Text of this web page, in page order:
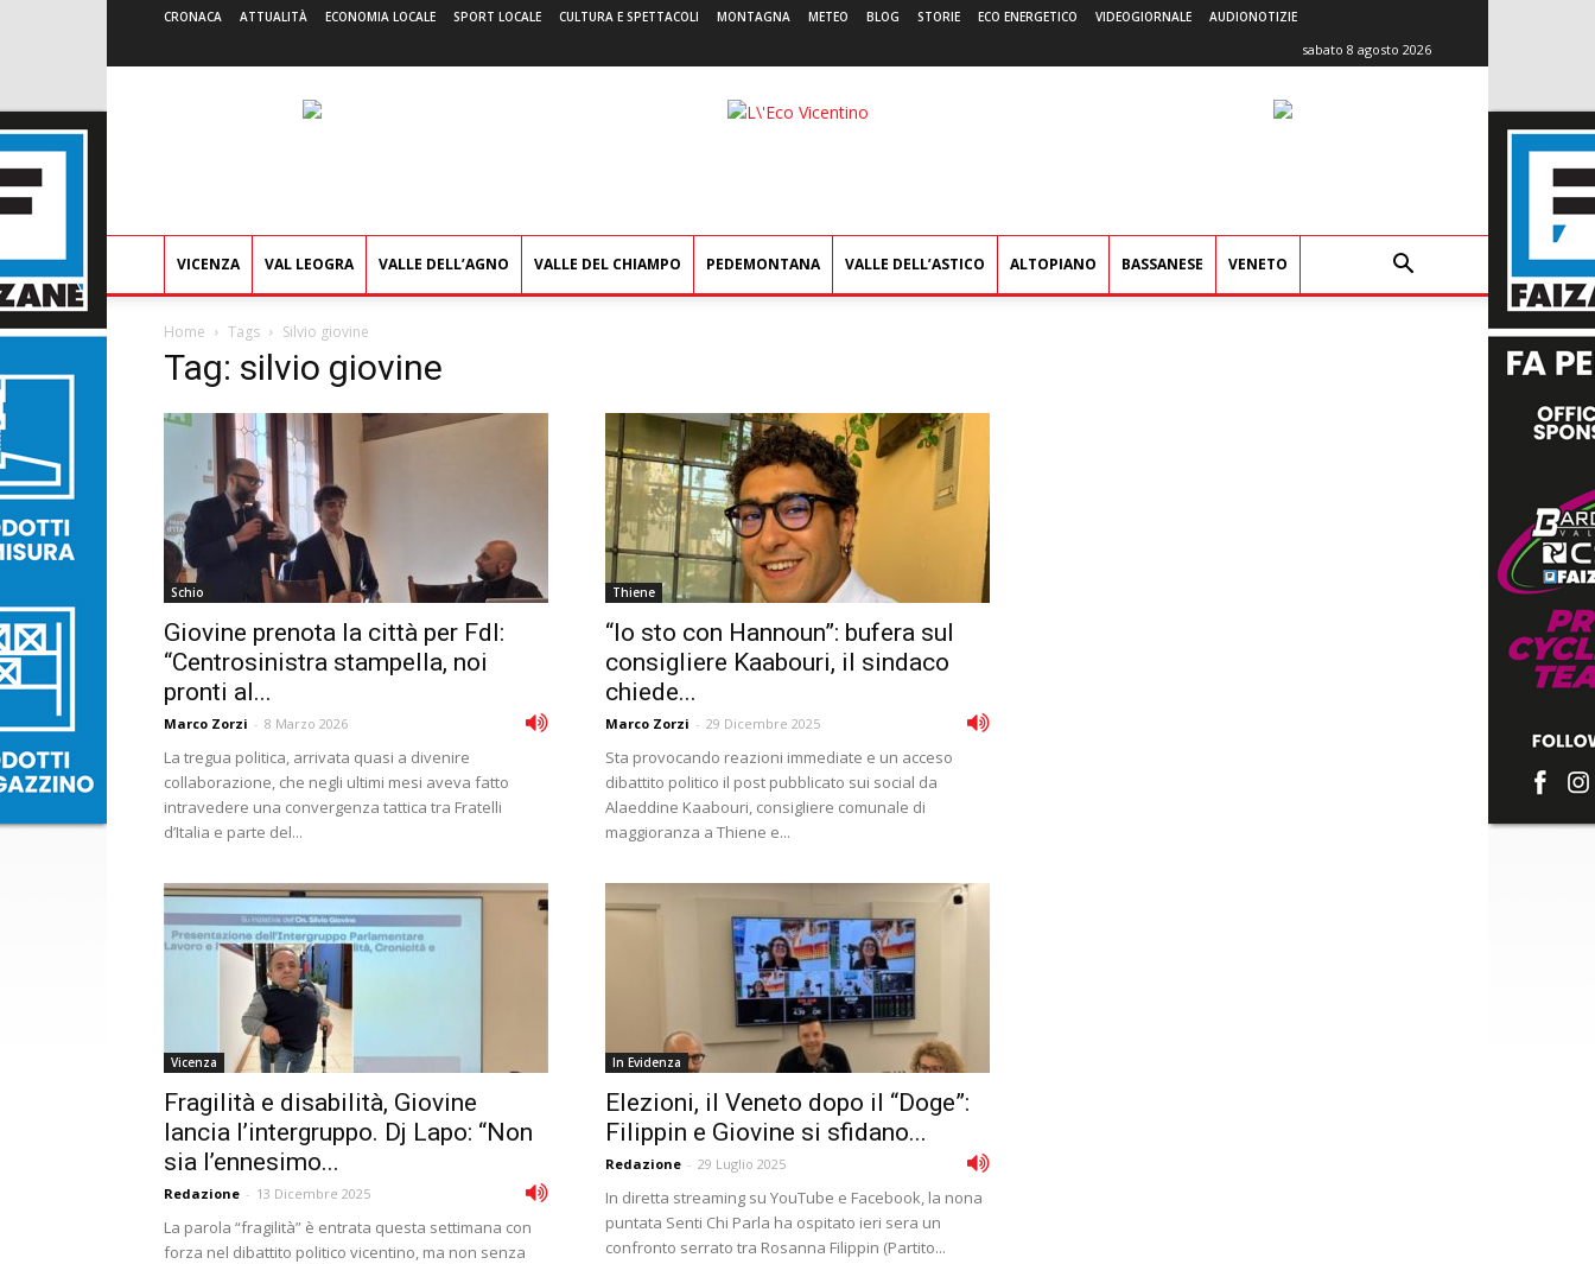
CRONACA ATTUALITÀ ECONOMIA LOCALE SPORT LOCALE CULTURA E SPETTACOLI MONTAGNA METEO BLOG STORIE ECO ENERGETICO VIDEOGIORNALE AUDIONOTIZIE
sabato 8 agosto 2026
L'Eco
VICENZA VAL LEOGRA VALLE DELL’AGNO VALLE DEL CHIAMPO PEDEMONTANA VALLE DELL’ASTICO ALTOPIANO BASSANESE VENETO
Home Tags Silvio giovine
Tag: silvio giovine
Schio
Giovine prenota la città per FdI:
“Centrosinistra stampella, noi
pronti al...
Marco Zorzi - 8 Marzo 2026
La tregua politica, arrivata quasi a divenire
collaborazione, che negli ultimi mesi aveva fatto
intravedere una convergenza tattica tra Fratelli
d’Italia e parte del...
Thiene
“Io sto con Hannoun”: bufera sul
consigliere Kaabouri, il sindaco
chiede...
Marco Zorzi - 29 Dicembre 2025
Sta provocando reazioni immediate e un acceso
dibattito politico il post pubblicato sui social da
Alaeddine Kaabouri, consigliere comunale di
maggioranza a Thiene e...
Vicenza
Fragilità e disabilità, Giovine
lancia l’intergruppo. Dj Lapo: “Non
sia l’ennesimo...
Redazione - 13 Dicembre 2025
La parola “fragilità” è entrata questa settimana con
forza nel dibattito politico vicentino, ma non senza
In Evidenza
Elezioni, il Veneto dopo il “Doge”:
Filippin e Giovine si sfidano...
Redazione - 29 Luglio 2025
In diretta streaming su YouTube e Facebook, la nona
puntata Senti Chi Parla ha ospitato ieri sera un
confronto serrato tra Rosanna Filippin (Partito...